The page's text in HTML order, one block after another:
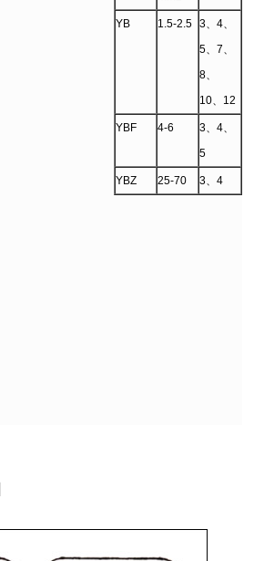
YB 1.5-2.5
3、4、
5、7、
8、
10、12
YBF 4-6
3、4、
5
YBZ 25-70 3、4